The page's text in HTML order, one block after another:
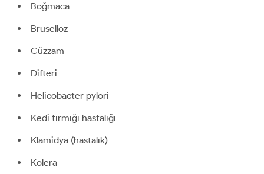
Boğmaca
Bruselloz
Cüzzam
Difteri
Helicobacter pylori
Kedi tırmığı hastalığı
Klamidya (hastalık)
Kolera